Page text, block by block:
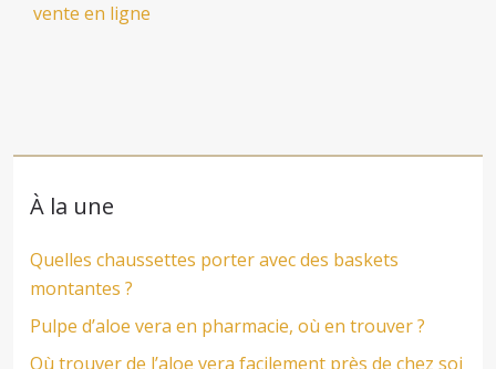
vente en ligne
À la une
Quelles chaussettes porter avec des baskets
montantes ?
Pulpe d’aloe vera en pharmacie, où en trouver ?
Où trouver de l’aloe vera facilement près de chez soi